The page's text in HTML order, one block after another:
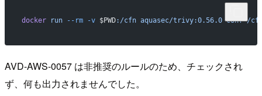
docker run --rm -v $PWD:/cfn aquasec/trivy:0.56.0 conf /
AVD-AWS-0057 は非推奨のルールのため、チェックされ
ず、何も出力されませんでした。